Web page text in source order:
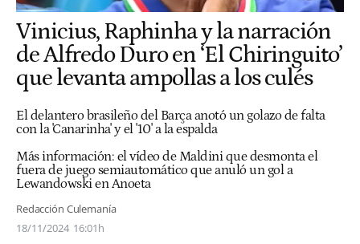
Vinicius, Raphinha y la narración
de Alfredo Duro en ‘El Chiringuito’
que levanta ampollas a los culés
El delantero brasileño del Barça anotó un golazo de falta
con la 'Canarinha' y el '10' a la espalda
Más información: el vídeo de Maldini que desmonta el
fuera de juego semiautomático que anuló un gol a
Lewandowski en Anoeta
Redacción Culemanía
18/11/2024 16:01h